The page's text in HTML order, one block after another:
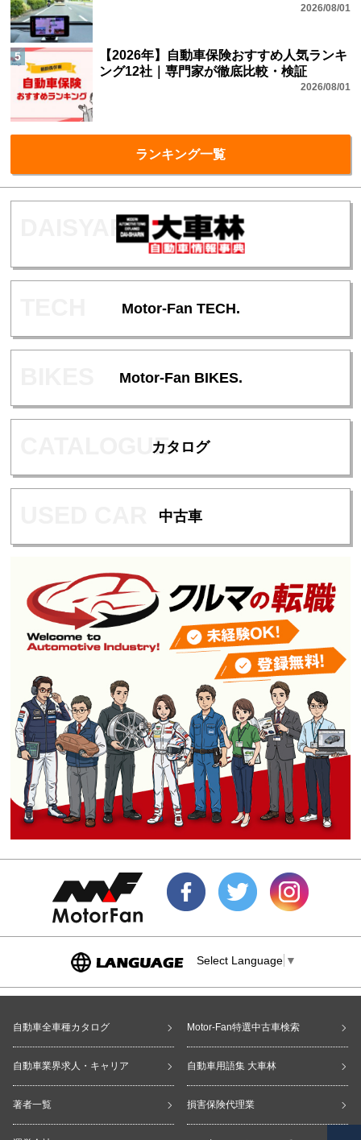
2026/08/01
5
【2026年】自動車保険おすすめ人気ランキ
ング12社｜専門家が徹底比較・検証
2026/08/01
ランキング一覧
Motor-Fan TECH.
Motor-Fan BIKES.
カタログ
中古車
Select Language ▼
自動車全車種カタログ Motor-Fan特選中古車検索
自動車業界求人・キャリア 自動車用語集 大車林
著者一覧 損害保険代理業